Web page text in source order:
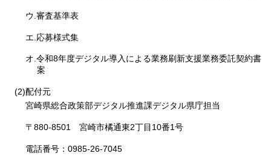
ウ.審査基準表
エ.応募様式集
オ.令和8年度デジタル導入による業務刷新支援業務委託契約書
案
(2)配付元
宮崎県総合政策部デジタル推進課デジタル県庁担当
〒880-8501 宮崎市橘通東2丁目10番1号
電話番号：0985-26-7045